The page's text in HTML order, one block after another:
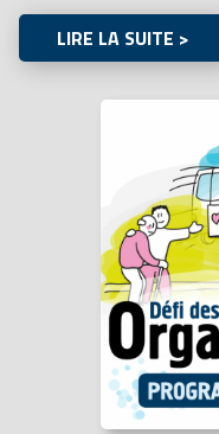
LIRE LA SUITE >